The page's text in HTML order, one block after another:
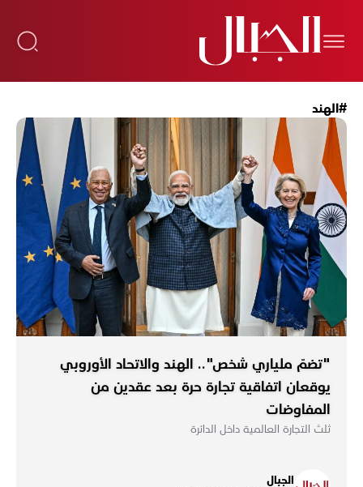
#الهند
"تضمّ ملياري شخص".. الهند والاتحاد الأوروبي
يوقعان اتفاقية تجارة حرة بعد عقدين من
المفاوضات
ثلث التجارة العالمية داخل الدائرة
الجبال